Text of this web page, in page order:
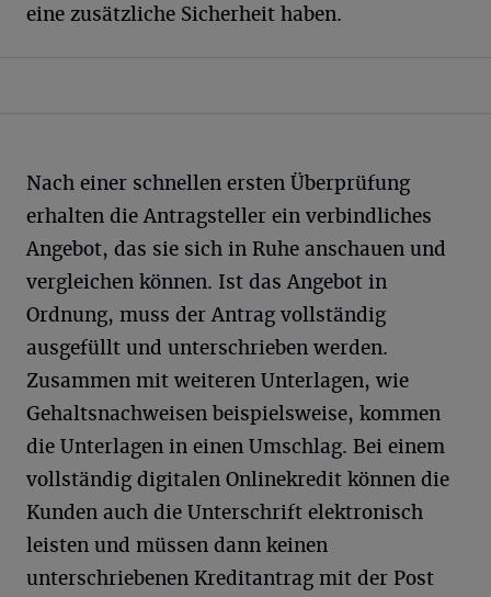
eine zusätzliche Sicherheit haben.
Nach einer schnellen ersten Überprüfung
erhalten die Antragsteller ein verbindliches
Angebot, das sie sich in Ruhe anschauen und
vergleichen können. Ist das Angebot in
Ordnung, muss der Antrag vollständig
ausgefüllt und unterschrieben werden.
Zusammen mit weiteren Unterlagen, wie
Gehaltsnachweisen beispielsweise, kommen
die Unterlagen in einen Umschlag. Bei einem
vollständig digitalen Onlinekredit können die
Kunden auch die Unterschrift elektronisch
leisten und müssen dann keinen
unterschriebenen Kreditantrag mit der Post